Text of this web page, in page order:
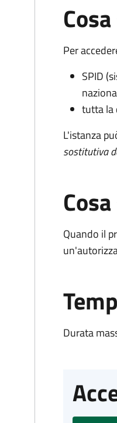
Per
SPID
tutta la
L'istanza
sostitutiva
Quando il
Durata